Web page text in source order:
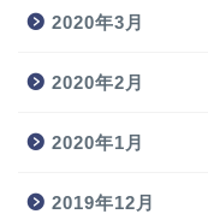
2020年3月
2020年2月
2020年1月
2019年12月